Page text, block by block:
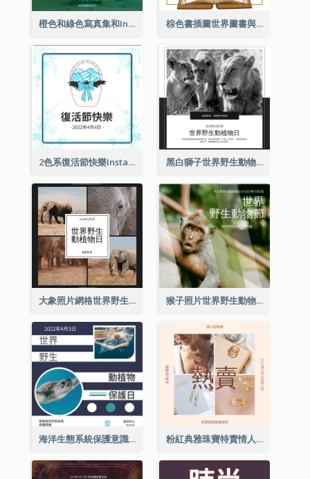
橙色和綠色寫真集和Instagram版權日 棕色書插圖世界圖書與版權日Instagram帖子
2色系復活節快樂Instagram帖子 黑白獅子世界野生動物日Instagram帖子
大象照片網格世界野生動物日Instagram帖子 猴子照片世界野生動物日Instagram帖子
海洋生態系統保護意識Instagram帖子 粉紅典雅珠寶特賣情人節Instagram帖子